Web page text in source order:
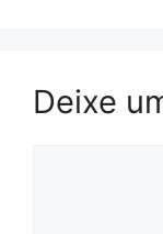
Deixe